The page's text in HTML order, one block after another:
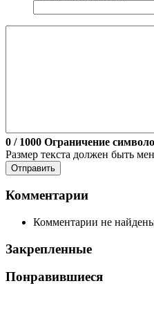
0 / 1000 Ограничение
Размер текста должен быть
Отправить
Комментарии
Комментарии не
Закрепленные
Понравившиеся